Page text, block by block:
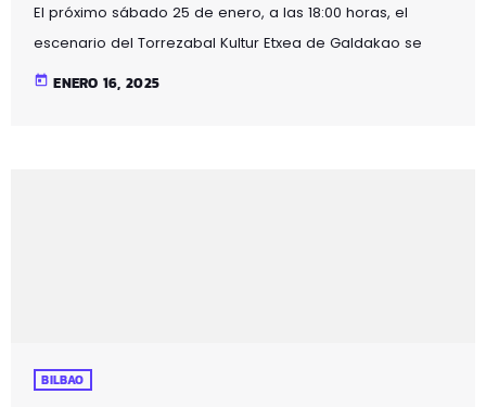
El próximo sábado 25 de enero, a las 18:00 horas, el
escenario del Torrezabal Kultur Etxea de Galdakao se
llenará de música, danza e imaginación con el
today ENERO 16, 2025
BILBAO